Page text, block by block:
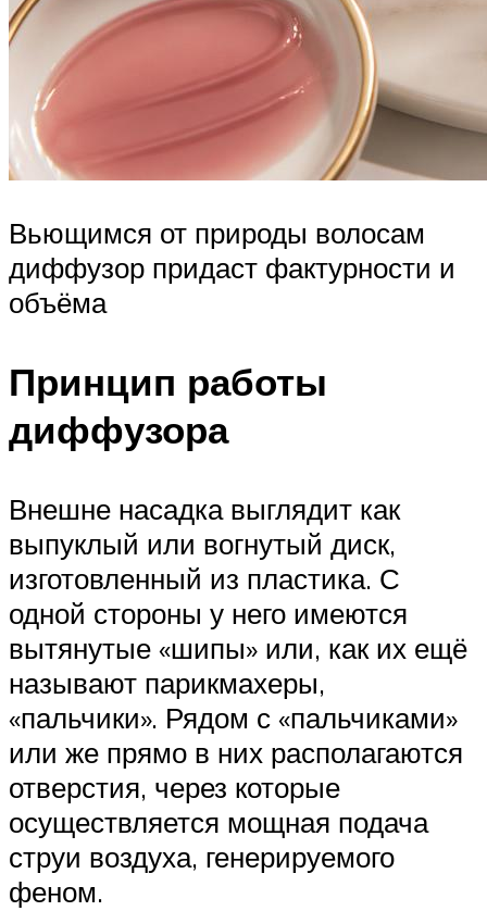
Вьющимся от природы волосам
диффузор придаст фактурности и
объёма
Принцип работы
диффузора
Внешне насадка выглядит как
выпуклый или вогнутый диск,
изготовленный из пластика. С
одной стороны у него имеются
вытянутые «шипы» или, как их ещё
называют парикмахеры,
«пальчики». Рядом с «пальчиками»
или же прямо в них располагаются
отверстия, через которые
осуществляется мощная подача
струи воздуха, генерируемого
феном.